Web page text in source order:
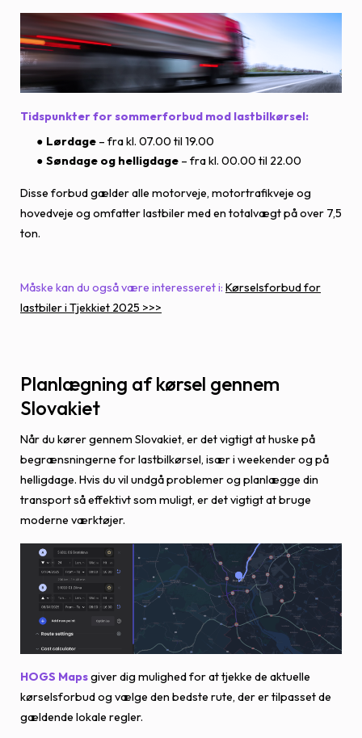
Tidspunkter for sommerforbud mod lastbilkørsel:
Lørdage – fra kl. 07.00 til 19.00
Søndage og helligdage – fra kl. 00.00 til 22.00
Disse forbud gælder alle motorveje, motortrafikveje og
hovedveje og omfatter lastbiler med en totalvægt på over 7,5
ton.
Måske kan du også være interesseret i: Kørselsforbud for
lastbiler i Tjekkiet 2025 >>>
Planlægning af kørsel gennem
Slovakiet
Når du kører gennem Slovakiet, er det vigtigt at huske på
begrænsningerne for lastbilkørsel, især i weekender og på
helligdage. Hvis du vil undgå problemer og planlægge din
transport så effektivt som muligt, er det vigtigt at bruge
moderne værktøjer.
HOGS Mapsgiver dig mulighed for at tjekke de aktuelle
kørselsforbud og vælge den bedste rute, der er tilpasset de
gældende lokale regler.